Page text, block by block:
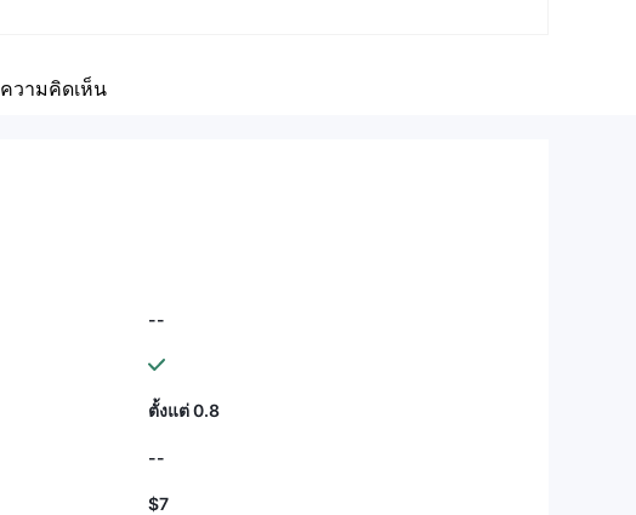
เว็บไซต์ของบริษัท
ความคิดเห็น
--
ตั้งแต่ 0.8
--
$7